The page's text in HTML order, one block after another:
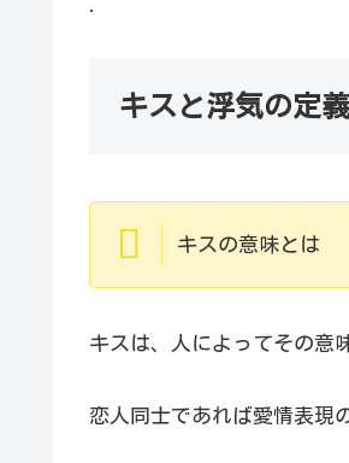
キスと浮気の定義
キスの意味とは
キスは、人によってその意
恋人同士であれば愛情表現